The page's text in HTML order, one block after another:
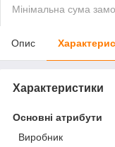
Мінімальна сума
Опис
Характеристики
Основні атрибути
Виробник